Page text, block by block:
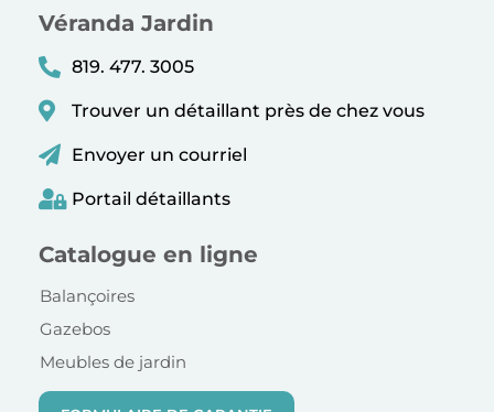
Véranda Jardin
819. 477. 3005
Trouver un détaillant près de chez vous
Envoyer un courriel
Portail détaillants
Catalogue en ligne
Balançoires
Gazebos
Meubles de jardin